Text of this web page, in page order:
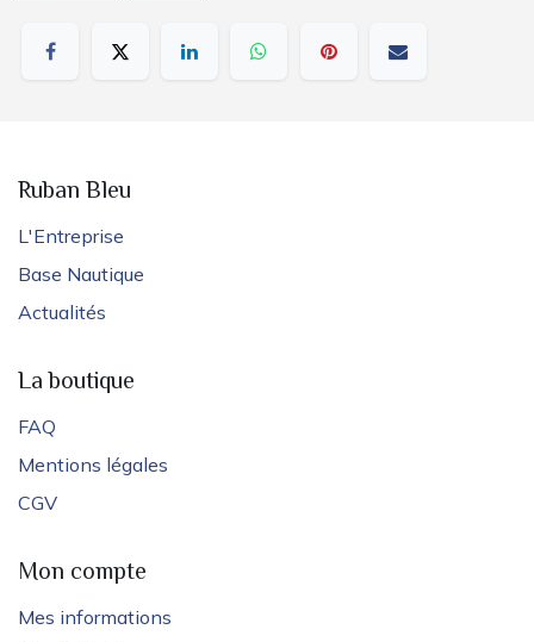
Ruban Bleu
L'Entreprise
Base Nautique
Actualités
La boutique
FAQ
Mentions légales
CGV
Mon compte
Mes informations